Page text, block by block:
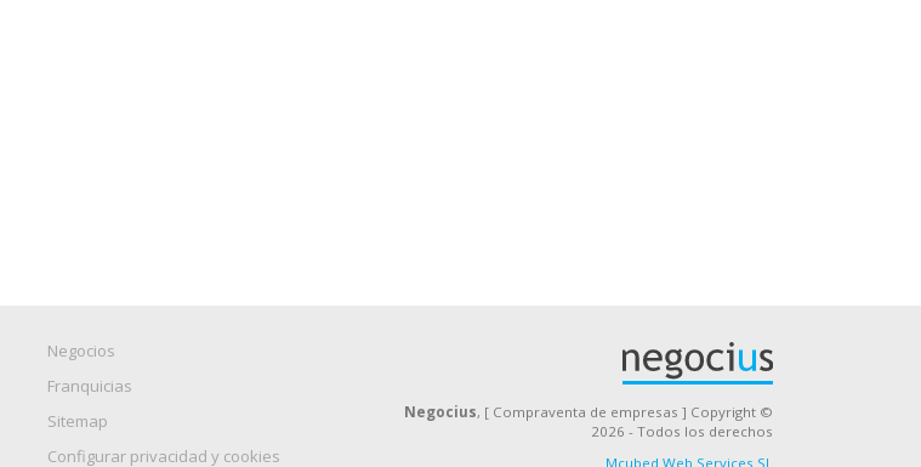
Negocios
Franquicias
Sitemap
Configurar privacidad y cookies
Negocius, [ Compraventa de empresas ] Copyright ©
2026 - Todos los derechos
Mcubed Web Services SL